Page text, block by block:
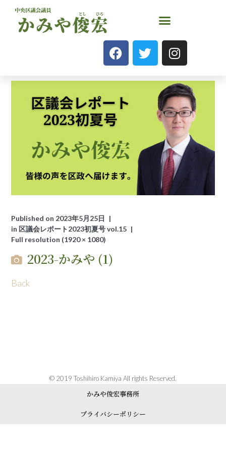
Published on 2023年5月25日
in 区議会レポート2023初夏号 vol.15
Full resolution (1920 × 1080)
2023-かみや (1)
Back
かみや俊宏事務所
プライバシーポリシー
© 2019 Toshihiro Kamiya All rights Reserved.